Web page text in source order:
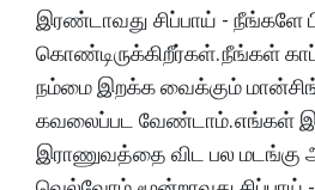
இரண்டாவது சிப்பாய் - நீங்களே
கொண்டிருக்கிறீர்கள். நீங்கள்
நம்மை இறக்க வைக்கும்
கவலைப்பட வேண்டாம். எங்கள்
இராணுவத்தை விட பல மடங்கு